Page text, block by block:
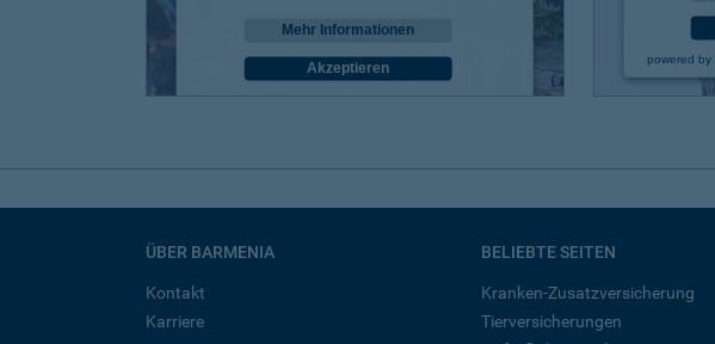
Mehr Informationen
Akzeptieren
powered byUsercentrics Consent Management Platform
powered by
ÜBER BARMENIA
Kontakt
Karriere
BELIEBTE SEITEN
Kranken-Zusatzversicherung
Tierversicherungen